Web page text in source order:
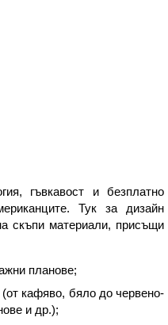
гъвкавост и безплатно
Тук за дизайн
скъпи материали, присъщи
планове;
кафяво, бяло до червено-
и др.);